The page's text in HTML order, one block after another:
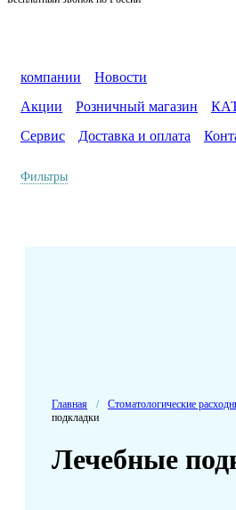
компании
Новости
Акции
Розничный магазин
Сервис
Доставка и оплата
Фильтры
Главная / Стоматологические
подкладки
Лечебные